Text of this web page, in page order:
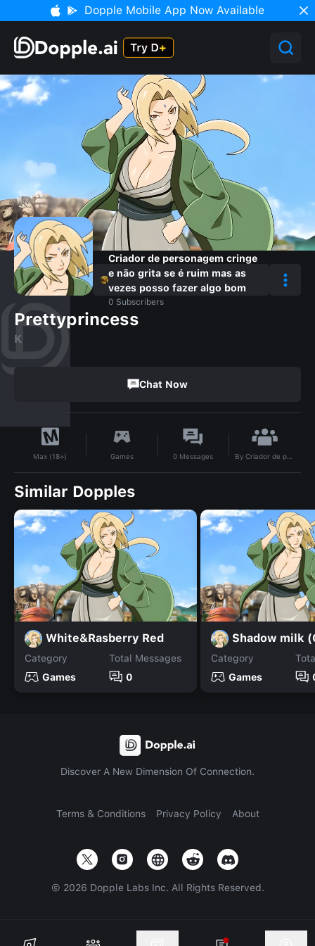
Dopple Mobile App Now Available
Criador de personagem cringe
e não grita se é ruim mas as
vezes posso fazer algo bom
0 Subscribers
Prettyprincess
K
Chat Now
Max (18+) Games 0 Messages By Criador de personagem cringe e não grita se é ruim mas as vezes posso fazer algo bom
Similar Dopples
White&Rasberry Red
Category
Games
Total Messages
0
Shadow milk
Category
Games
Discover A New Dimension Of Connection.
Terms & Conditions Privacy Policy About
© 2026 Dopple Labs Inc. All Rights Reserved.